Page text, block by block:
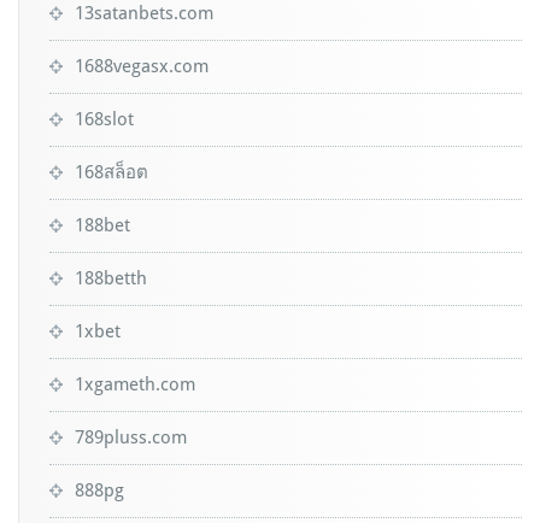
13satanbets.com
1688vegasx.com
168slot
168สล็อต
188bet
188betth
1xbet
1xgameth.com
789pluss.com
888pg